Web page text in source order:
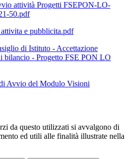
attività Progetti FSEPON-LO-
50.pdf
e pubblicita.pdf
di Istituto - Accettazione
bilancio - Progetto FSE PON LO
Avvio del Modulo Visioni
da questo utilizzati si avvalgono di
ed utili alle finalità illustrate nella